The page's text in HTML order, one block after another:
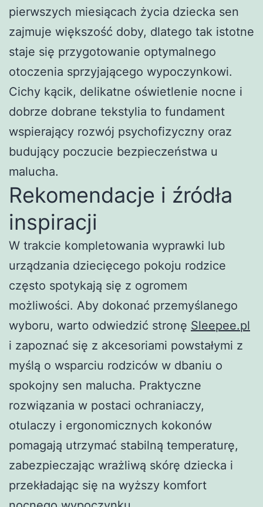
pierwszych miesiącach życia dziecka sen
zajmuje większość doby, dlatego tak istotne
staje się przygotowanie optymalnego
otoczenia sprzyjającego wypoczynkowi.
Cichy kącik, delikatne oświetlenie nocne i
dobrze dobrane tekstylia to fundament
wspierający rozwój psychofizyczny oraz
budujący poczucie bezpieczeństwa u
malucha.
Rekomendacje i źródła
inspiracji
W trakcie kompletowania wyprawki lub
urządzania dziecięcego pokoju rodzice
często spotykają się z ogromem
możliwości. Aby dokonać przemyślanego
wyboru, warto odwiedzić stronę Sleepee.pl
i zapoznać się z akcesoriami powstałymi z
myślą o wsparciu rodziców w dbaniu o
spokojny sen malucha. Praktyczne
rozwiązania w postaci ochraniaczy,
otulaczy i ergonomicznych kokonów
pomagają utrzymać stabilną temperaturę,
zabezpieczając wrażliwą skórę dziecka i
przekładając się na wyższy komfort